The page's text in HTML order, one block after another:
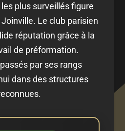
plus surveillés figure
Le club parisien
réputation grâce à la
de préformation.
par ses rangs
dans des structures